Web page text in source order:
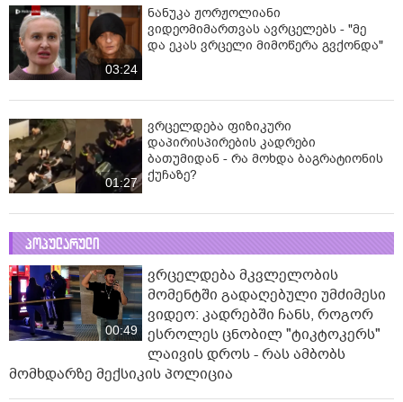
03:24
ნანუკა ჟორჟოლიანი
ვიდეომიმართვას ავრცელებს - "მე
და ეკას ვრცელი მიმოწერა გვქონდა"
01:27
ვრცელდება ფიზიკური
დაპირისპირების კადრები
ბათუმიდან - რა მოხდა ბაგრატიონის
ქუჩაზე?
პოპულარული
00:49
ვრცელდება მკვლელობის
მომენტში გადაღებული უმძიმესი
ვიდეო: კადრებში ჩანს, როგორ
ესროლეს ცნობილ "ტიკტოკერს"
ლაივის დროს - რას ამბობს
მომხდარზე მექსიკის პოლიცია